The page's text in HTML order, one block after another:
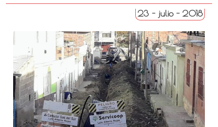
23 - julio - 2018